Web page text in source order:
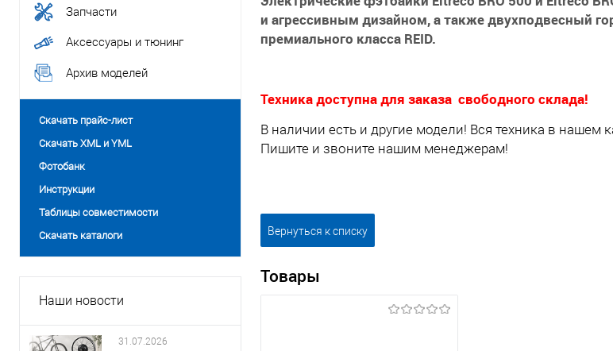
Запчасти
Аксессуары и тюнинг
Архив моделей
Скачать прайс-лист
Скачать XML и YML
Фотобанк
Инструкции
Таблицы совместимости
Скачать каталоги
Наши новости
31.07.2026
и агрессивным дизайном, а также двухподвесный
премиального класса REID.
Техника доступна для заказа свободного склада!
В наличии есть и другие модели! Вся техника в нашем
Пишите и звоните нашим менеджерам!
Вернуться к списку
Товары